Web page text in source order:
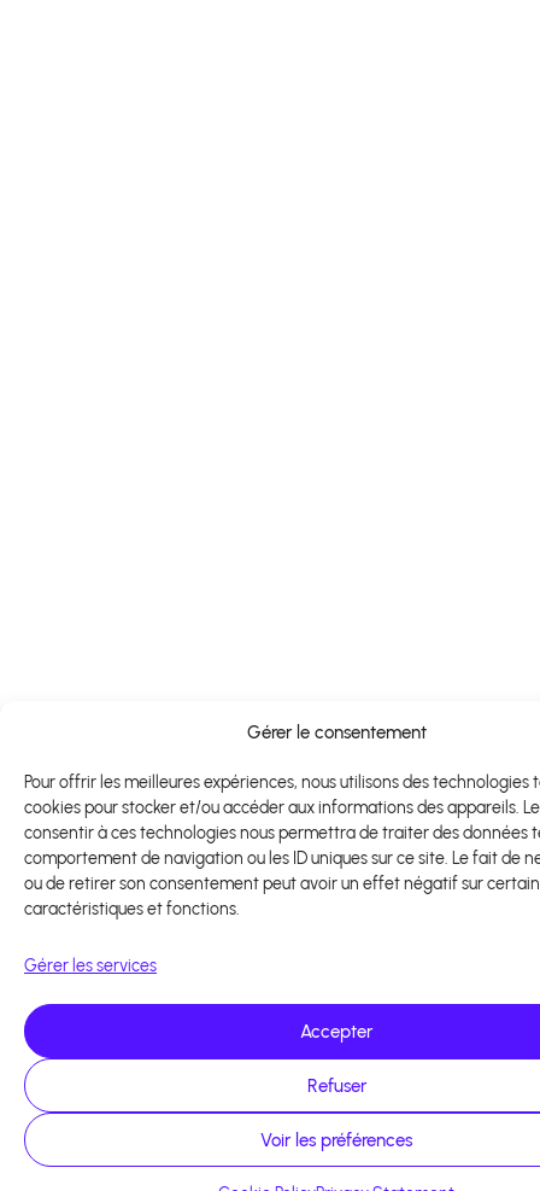
Gérer le consentement
Pour offrir les meilleures expériences, nous utilisons des technologies
cookies pour stocker et/ou accéder aux informations des appareils.
consentir à ces technologies nous permettra de traiter des données
comportement de navigation ou les ID uniques sur ce site. Le fait de
ou de retirer son consentement peut avoir un effet négatif sur
caractéristiques et fonctions.
Gérer les services
Accepter
Refuser
Voir les préférences